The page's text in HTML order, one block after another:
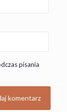
pisania